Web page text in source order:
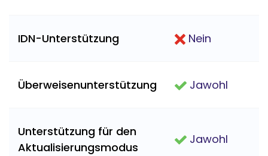
IDN-Unterstützung Nein
Überweisenunterstützung Jawohl
Unterstützung für den
Aktualisierungsmodus
Jawohl